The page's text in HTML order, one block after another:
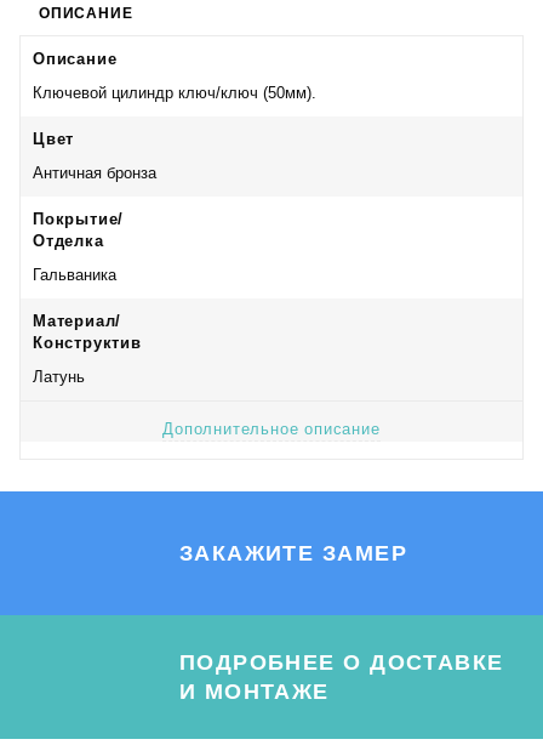
ОПИСАНИЕ
Описание
Ключевой цилиндр ключ/ключ (50мм).
Цвет
Античная бронза
Покрытие/
Отделка
Гальваника
Материал/
Конструктив
Латунь
Дополнительное описание
ЗАКАЖИТЕ ЗАМЕР
ПОДРОБНЕЕ О ДОСТАВКЕ
И МОНТАЖЕ